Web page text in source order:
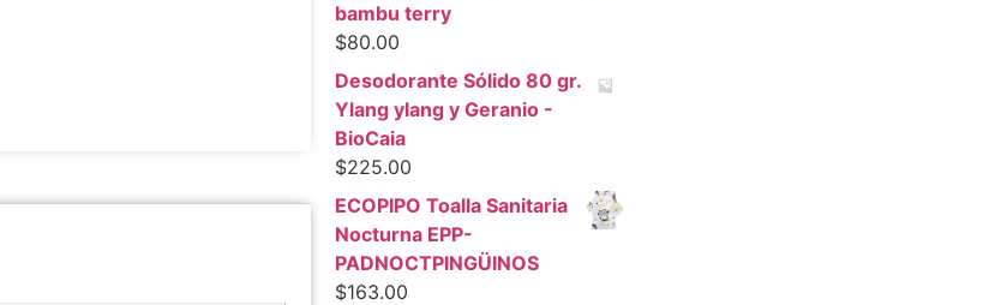
bambu terry
$80.00
Desodorante Sólido 80 gr.
Ylang ylang y Geranio -
BioCaia
$225.00
ECOPIPO Toalla Sanitaria
Nocturna EPP-
PADNOCTPINGÜINOS
$163.00